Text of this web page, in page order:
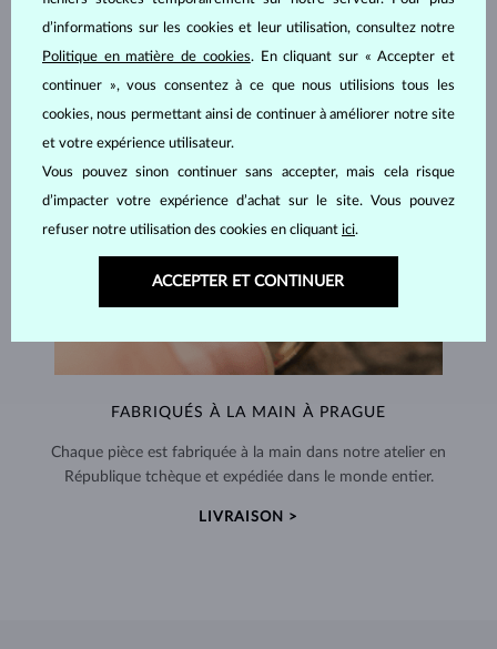
FABRIQUÉS À LA MAIN À PRAGUE
Chaque pièce est fabriquée à la main dans notre atelier en
République tchèque et expédiée dans le monde entier.
LIVRAISON >
d’informations sur les cookies et leur utilisation, consultez notre
Politique en matière de cookies. En cliquant sur « Accepter et
continuer », vous consentez à ce que nous utilisions tous les
cookies, nous permettant ainsi de continuer à améliorer notre site
et votre expérience utilisateur.
Vous pouvez sinon continuer sans accepter, mais cela risque
d’impacter votre expérience d’achat sur le site. Vous pouvez
refuser notre utilisation des cookies en cliquant ici.
ACCEPTER ET CONTINUER